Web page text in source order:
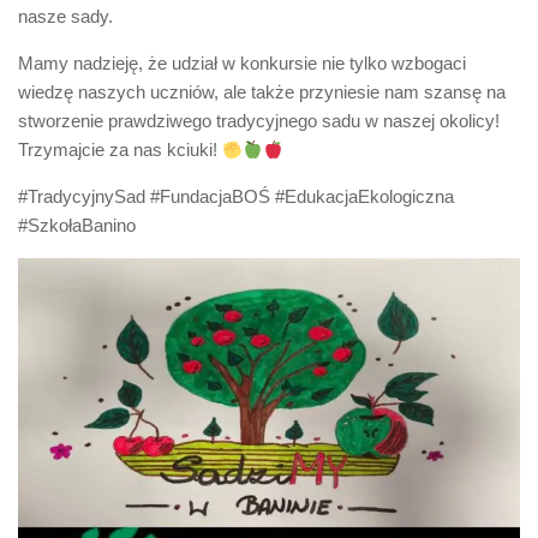
nasze sady.
Mamy nadzieję, że udział w konkursie nie tylko wzbogaci
wiedzę naszych uczniów, ale także przyniesie nam szansę na
stworzenie prawdziwego tradycyjnego sadu w naszej okolicy!
Trzymajcie za nas kciuki!
#TradycyjnySad #FundacjaBOŚ #EdukacjaEkologiczna
#SzkołaBanino